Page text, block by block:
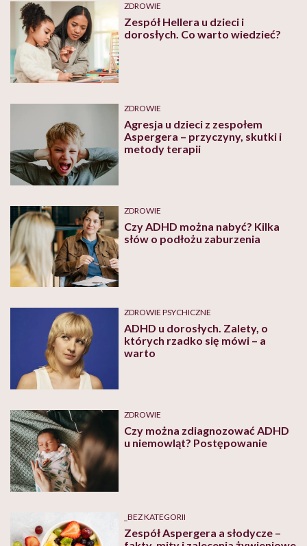
ZDROWIE
Zespół Hellera u dzieci i
dorosłych. Co warto wiedzieć?
ZDROWIE
Agresja u dzieci z zespołem
Aspergera – przyczyny, skutki i
metody terapii
ZDROWIE
Czy ADHD można nabyć? Kilka
słów o podłożu zaburzenia
ZDROWIE PSYCHICZNE
ADHD u dorosłych. Zalety, o
których rzadko się mówi – a
warto
ZDROWIE
Czy można zdiagnozować ADHD
u niemowląt? Postępowanie
_BEZ KATEGORII
Zespół Aspergera a słodycze –